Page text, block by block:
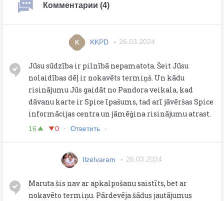
Комментарии (4)
K KKPD 26.03.2024
Jūsu sūdzība ir pilnībā nepamatota. Šeit Jūsu
nolaidības dēļ ir nokavēts termiņš. Un kādu
risinājumu Jūs gaidāt no Pandora veikala, kad
dāvanu karte ir Spice īpašums, tad arī jāvēršas Spice
informācijas centra un jāmēģina risinājumu atrast.
16 0 Ответить
IlzeIvaram 26.03.2024
Maruta šis nav ar apkalpošanu saistīts, bet ar
nokavēto termiņu. Pārdevēja šādus jautājumus